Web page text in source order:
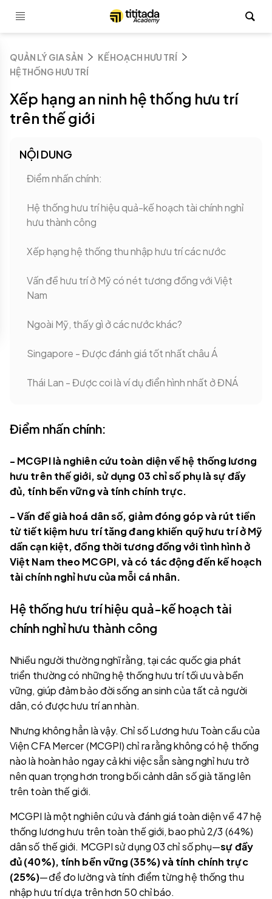
QUẢN LÝ GIA SẢN
KẾ HOẠCH HƯU TRÍ
HỆ THỐNG HƯU TRÍ
Xếp hạng an ninh hệ thống hưu trí
trên thế giới
NỘI DUNG
Điểm nhấn chính:
Hệ thống hưu trí hiệu quả-kế hoạch tài chính nghỉ
hưu thành công
Xếp hạng hệ thống thu nhập hưu trí các nước
Vấn đề hưu trí ở Mỹ có nét tương đồng với Việt
Nam
Ngoài Mỹ, thấy gì ở các nước khác?
Singapore - Được đánh giá tốt nhất châu Á
Thái Lan - Được coi là ví dụ điển hình nhất ở ĐNÁ
Điểm nhấn chính:
- MCGPI là nghiên cứu toàn diện về hệ thống lương
hưu trên thế giới, sử dụng 03 chỉ số phụ là sự đầy
đủ, tính bền vững và tính chính trực.
- Vấn đề già hoá dân số, giảm đóng góp và rút tiền
từ tiết kiệm hưu trí tăng đang khiến quỹ hưu trí ở Mỹ
dần cạn kiệt, đồng thời tương đồng với tình hình ở
Việt Nam theo MCGPI, và có tác động đến kế hoạch
tài chính nghỉ hưu của mỗi cá nhân.
Hệ thống hưu trí hiệu quả-kế hoạch tài
chính nghỉ hưu thành công
Nhiều người thường nghĩ rằng, tại các quốc gia phát
triển thường có những hệ thống hưu trí tối ưu và bền
vững, giúp đảm bảo đời sống an sinh của tất cả người
dân, có được hưu trí an nhàn.
Nhưng không hẳn là vậy. Chỉ số Lương hưu Toàn cầu của
Viện CFA Mercer (MCGPI) chỉ ra rằng không có hệ thống
nào là hoàn hảo ngay cả khi việc sẵn sàng nghỉ hưu trở
nên quan trọng hơn trong bối cảnh dân số già tăng lên
trên toàn thế giới.
MCGPI là một nghiên cứu và đánh giá toàn diện về 47 hệ
thống lương hưu trên toàn thế giới, bao phủ 2/3 (64%)
dân số thế giới. MCGPI sử dụng 03 chỉ số phụ—sự đầy
đủ (40%), tính bền vững (35%) và tính chính trực
(25%)—để đo lường và tính điểm từng hệ thống thu
nhập hưu trí dựa trên hơn 50 chỉ báo.